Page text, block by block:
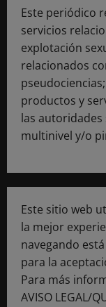
Este periódico
servicios
explotación
relacionados
productos y
las autoridades
multinivel y/o
Este sitio web
la mejor
navegando
para la
Para más
AVISO LEGAL/